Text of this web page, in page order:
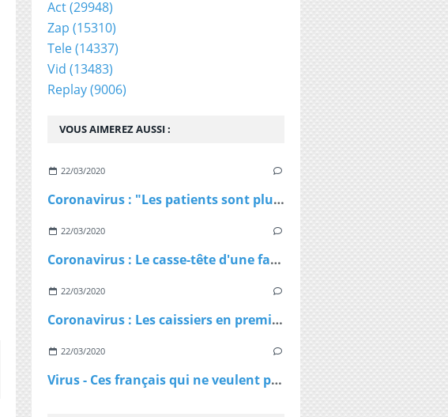
VOUS AIMEREZ AUSSI :
22/03/2020
Coronavirus : "Les patients sont plus jeunes que ce qu'on nous avait dit", affirme Patrick Pelloux
22/03/2020
Coronavirus : Le casse-tête d'une famille confinée dans un petit appartement
22/03/2020
Coronavirus : Les caissiers en première ligne et peu protégés
22/03/2020
Virus - Ces français qui ne veulent pas rester chez eux et qui ne comprennent pas les ordres des policiers
Act(29948)
Zap (15310)
Tele(14337)
Vid (13483)
Replay(9006)